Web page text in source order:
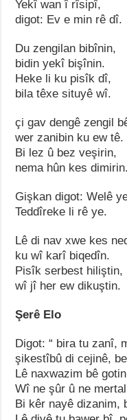
Yekî wan î rîsipî,
digot: Ev e min rê dî.
Du zengilan bibînin,
bidin yekî bişînin.
Heke li ku pisîk dî,
bila têxe situyê wî.
çi gav dengê zengil
wer zanibin ku ew tê.
Bi lez û bez veşirin,
nema hûn kes dimirin.
Gişkan digot: Welê
Teddîreke li rê ye.
Lê di nav xwe kes
ku wî karî biqedîn.
Pisîk serbest hiliştin,
wî jî her ew dikuştin.
Şerê Elo
Digot: “ bira tu zanî,
şikestîbû di cejinê,
Lê naxwazim bê
Wî ne şûr û ne
Bi kêr nayê dizanim,